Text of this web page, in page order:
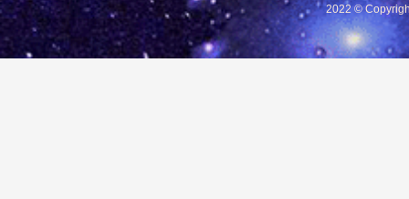
2022 ©